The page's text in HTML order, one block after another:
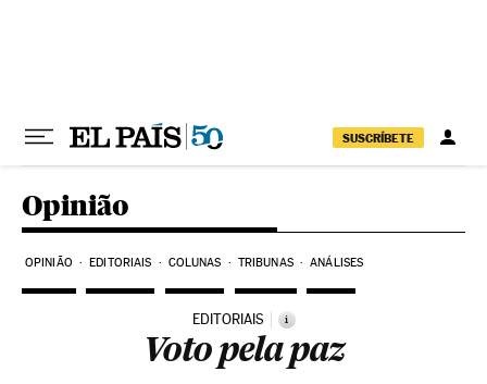
SUSCRÍBETE
Opinião
OPINIÃO EDITORIAIS COLUNAS TRIBUNAS ANÁLISES
EDITORIAIS i
Voto pela paz